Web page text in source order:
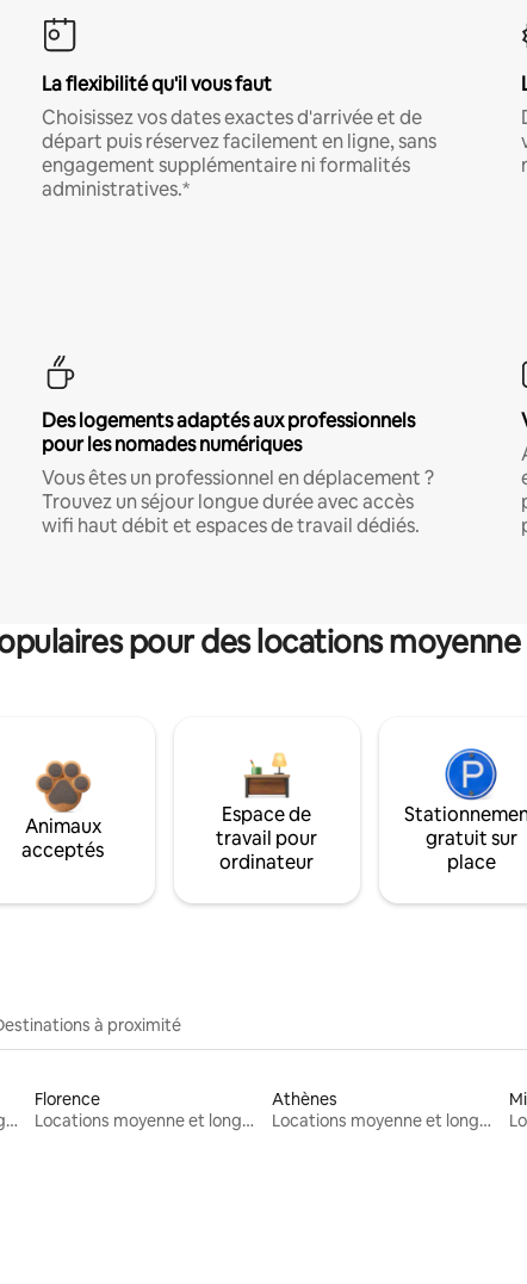
La flexibilité qu'il vous faut
Choisissez vos dates exactes d'arrivée et de
départ puis réservez facilement en ligne, sans
engagement supplémentaire ni formalités
administratives.*
Des logements adaptés aux professionnels
pour les nomades numériques
Vous êtes un professionnel en déplacement ?
Trouvez un séjour longue durée avec accès
wifi haut débit et espaces de travail dédiés.
pour des locations
Animaux
acceptés
Espace de
travail pour
ordinateur
gratuit sur
place
à proximité
Locations moyenne et longue durée
Florence
Locations moyenne et longue durée
Athènes
Locations moyenne et longue durée